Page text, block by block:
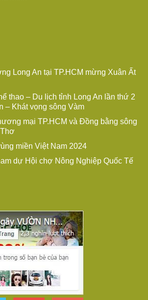
Long An tại TP.HCM mừng Xuân Ất
thao – Du lịch tỉnh Long An lần thứ 2
– Khát vọng sông Vàm
mại TP.HCM và Đồng bằng sông
miền Việt Nam 2024
dự Hội chợ Nông Nghiệp Quốc Tế